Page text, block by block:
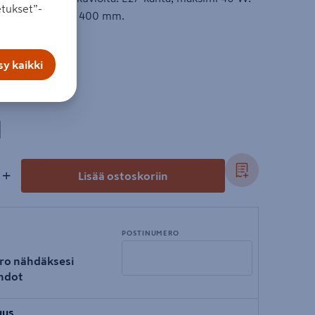
400 mm.
+ Lisää ostoskoriin
nähdäksesi
POSTINUMERO
kaikki